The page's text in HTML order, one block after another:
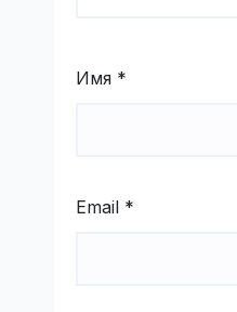
Имя *
Email *